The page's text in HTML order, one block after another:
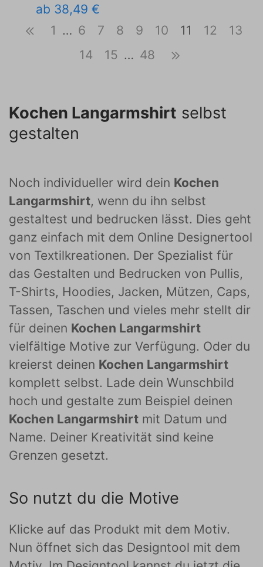
ab 38,49 €
1 … 6 7 8 9 10 11 12
13
14
15 … 48
Kochen Langarmshirt selbst
gestalten
Noch individueller wird dein Kochen
Langarmshirt, wenn du ihn selbst
gestaltest und bedrucken lässt. Dies geht
ganz einfach mit dem Online Designertool
von Textilkreationen. Der Spezialist für
das Gestalten und Bedrucken von Pullis,
T-Shirts, Hoodies, Jacken, Mützen, Caps,
Tassen, Taschen und vieles mehr stellt dir
für deinen Kochen Langarmshirt
vielfältige Motive zur Verfügung. Oder du
kreierst deinen Kochen Langarmshirt
komplett selbst. Lade dein Wunschbild
hoch und gestalte zum Beispiel deinen
Kochen Langarmshirt mit Datum und
Name. Deiner Kreativität sind keine
Grenzen gesetzt.
So nutzt du die Motive
Klicke auf das Produkt mit dem Motiv.
Nun öffnet sich das Designtool mit dem